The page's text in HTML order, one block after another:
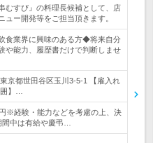
むすび』の料理長候補として、店
ー開発等をご担当頂きます。
業界に興味のある方◆将来自分
や能力、履歴書だけで判断しませ
京都世田谷区玉川3-5-1 【雇入れ
】…
※経験・能力などを考慮の上、決
中は有給や慶弔…